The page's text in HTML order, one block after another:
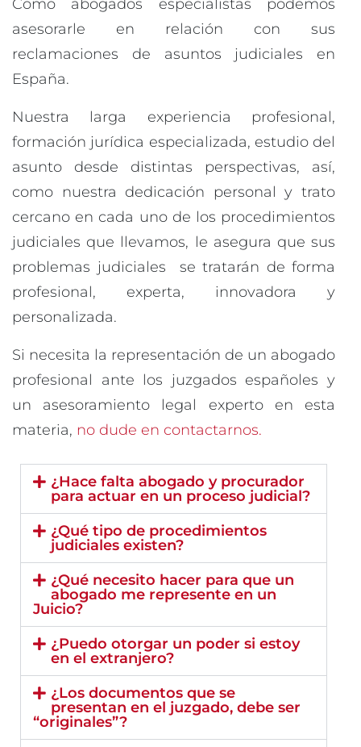
Como abogados especialistas podemos
asesorarle en relación con sus
reclamaciones de asuntos judiciales en
España.
Nuestra larga experiencia profesional,
formación jurídica especializada, estudio del
asunto desde distintas perspectivas, así,
como nuestra dedicación personal y trato
cercano en cada uno de los procedimientos
judiciales que llevamos, le asegura que sus
problemas judiciales se tratarán de forma
profesional, experta, innovadora y
personalizada.
Si necesita la representación de un abogado
profesional ante los juzgados españoles y
un asesoramiento legal experto en esta
materia, no dude en contactarnos.
¿Hace falta abogado y procurador
para actuar en un proceso judicial?
¿Qué tipo de procedimientos
judiciales existen?
¿Qué necesito hacer para que un
abogado me represente en un
Juicio?
¿Puedo otorgar un poder si estoy
en el extranjero?
¿Los documentos que se
presentan en el juzgado, debe ser
“originales”?